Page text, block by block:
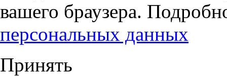
вашего браузера.
персональных данных
Принять